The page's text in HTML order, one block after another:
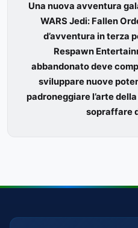
Una nuova avventura
WARS Jedi: Fallen
d’avventura in terza
Respawn
abbandonato deve
sviluppare nuove
padroneggiare l’arte
sopraffare